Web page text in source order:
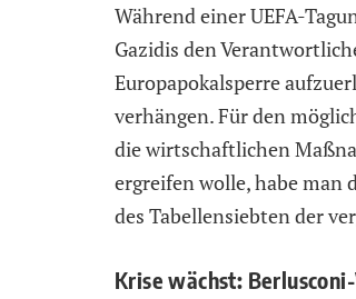
Während einer UEFA-
Gazidis den
Europapokalsperre
verhängen. Für den
die wirtschaftlichen
ergreifen wolle, habe man
des Tabellensiebten der
Krise wächst: